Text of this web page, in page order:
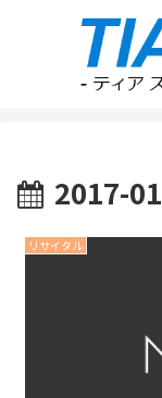
2017-01
リサイタル